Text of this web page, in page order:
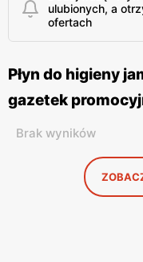
ulubionych, a
ofertach
Płyn do higieny
gazetek
Brak wyników